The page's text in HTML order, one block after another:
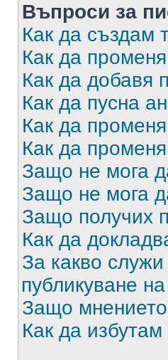
Въпроси за
Как да създам
Как да
Как да добавя
Как да пусна
Как да
Как да
Защо не мога
Защо не мога
Защо получих
Как да
За какво служи
публикуване
Защо
Как да